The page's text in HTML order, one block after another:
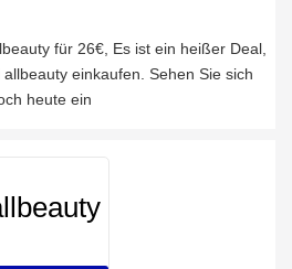
für 26€, Es ist ein heißer Deal,
einkaufen. Sehen Sie sich
heute ein